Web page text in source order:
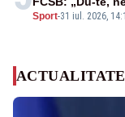
Sport-31 iul. 2026,
ACTUALITATE